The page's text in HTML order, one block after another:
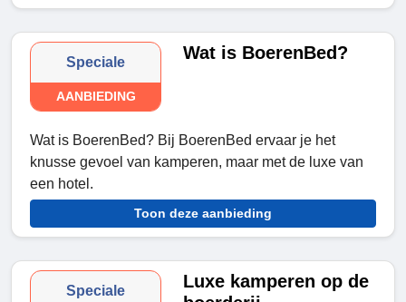
Speciale
AANBIEDING
Wat is BoerenBed?
Wat is BoerenBed? Bij BoerenBed ervaar je het
knusse gevoel van kamperen, maar met de luxe van
een hotel.
Toon deze aanbieding
Speciale
Luxe kamperen op de